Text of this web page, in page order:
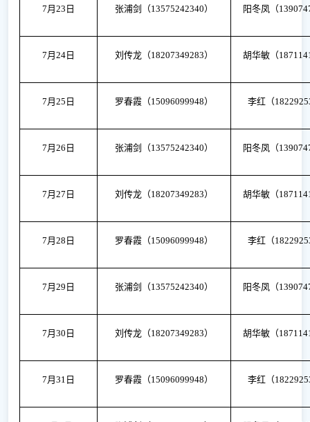
7月23日 张浦剑（13575242340） 阳冬凤（
7月24日 刘传龙（18207349283） 胡华敏（
7月25日 罗春霞（15096099948） 李红（
7月26日 张浦剑（13575242340） 阳冬凤（
7月27日 刘传龙（18207349283） 胡华敏（
7月28日 罗春霞（15096099948） 李红（
7月29日 张浦剑（13575242340） 阳冬凤（
7月30日 刘传龙（18207349283） 胡华敏（
7月31日 罗春霞（15096099948） 李红（